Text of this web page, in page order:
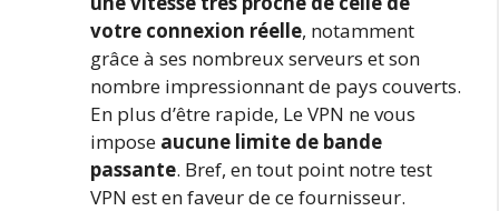
votre connexion réelle, notamment
grâce à ses nombreux serveurs et son
nombre impressionnant de pays couverts.
En plus d’être rapide, Le VPN ne vous
impose aucune limite de bande
passante. Bref, en tout point notre test
VPN est en faveur de ce fournisseur.